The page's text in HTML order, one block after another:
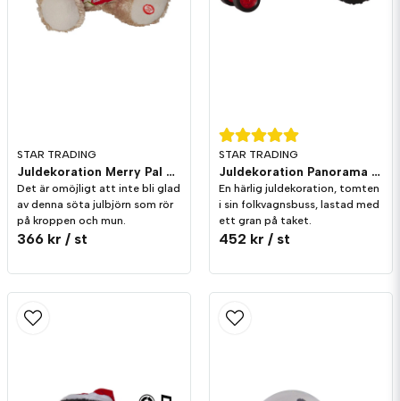
STAR TRADING
Juldekoration Merry Pal Björn Melodi/Rörelse
Det är omöjligt att inte bli glad
av denna söta julbjörn som rör
på kroppen och mun.
366 kr / st
STAR TRADING
Juldekoration Panorama Merryville Traktor
En härlig juldekoration, tomten
i sin folkvagnsbuss, lastad med
ett gran på taket.
452 kr / st